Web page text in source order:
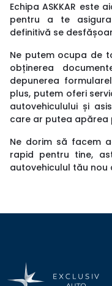
Echipa ASKKAR este
pentru a te
definitivă se
Ne putem ocupa de
obținerea
depunerea
plus, putem oferi
autovehiculului și
care ar putea apărea
Ne dorim să facem
rapid pentru tine,
autovehiculul tău nou